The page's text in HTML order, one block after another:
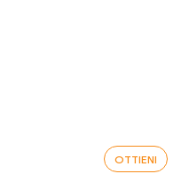
OTTIENI